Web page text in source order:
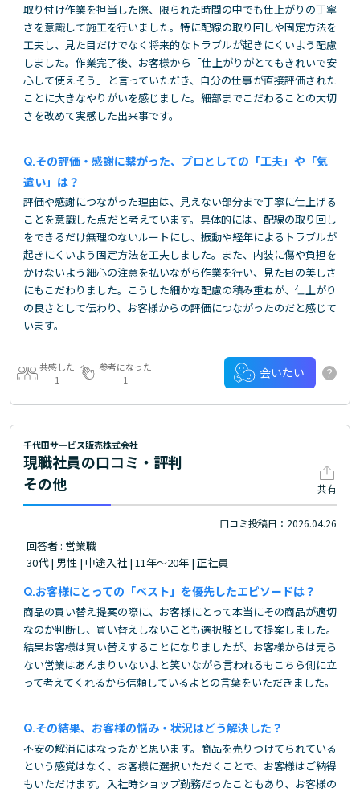
取り付け作業を担当した際、限られた時間の中でも仕上がりの丁寧
さを意識して施工を行いました。特に配線の取り回しや固定方法を
工夫し、見た目だけでなく将来的なトラブルが起きにくいよう配慮
しました。作業完了後、お客様から「仕上がりがとてもきれいで安
心して使えそう」と言っていただき、自分の仕事が直接評価された
ことに大きなやりがいを感じました。細部までこだわることの大切
さを改めて実感した出来事です。
その評価・感謝に繋がった、プロとしての「工夫」や「気
遣い」は？
評価や感謝につながった理由は、見えない部分まで丁寧に仕上げる
ことを意識した点だと考えています。具体的には、配線の取り回し
をできるだけ無理のないルートにし、振動や経年によるトラブルが
起きにくいよう固定方法を工夫しました。また、内装に傷や負担を
かけないよう細心の注意を払いながら作業を行い、見た目の美しさ
にもこだわりました。こうした細かな配慮の積み重ねが、仕上がり
の良さとして伝わり、お客様からの評価につながったのだと感じて
います。
共感した
1
参考になった
1
会いたい ?
千代田サービス販売株式会社
現職社員の口コミ・評判
その他
共有
口コミ投稿日：2026.04.26
回答者 : 営業職
30代 | 男性 | 中途入社 | 11年～20年 | 正社員
お客様にとっての「ベスト」を優先したエピソードは？
商品の買い替え提案の際に、お客様にとって本当にその商品が適切
なのか判断し、買い替えしないことも選択肢として提案しました。
結果お客様は買い替えすることになりましたが、お客様からは売ら
ない営業はあんまりいないよと笑いながら言われるもこちら側に立
って考えてくれるから信頼しているよとの言葉をいただきました。
その結果、お客様の悩み・状況はどう解決した？
不安の解消にはなったかと思います。商品を売りつけてられている
という感覚はなく、お客様に選択いただくことで、お客様はご納得
もいただけます。入社時ショップ勤務だったこともあり、お客様の